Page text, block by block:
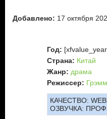
Добавлено: 17 октября
Год:
Страна: Китай
Жанр: драма
Режиссер:
КАЧЕСТВО:
ОЗВУЧКА: